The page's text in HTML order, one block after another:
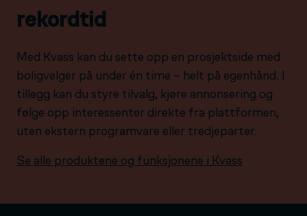
rekordtid
Med Kvass kan du sette opp en prosjektside med
boligvelger på under én time – helt på egenhånd. I
tillegg kan du styre tilvalg, kjøre annonsering og
følge opp interessenter direkte fra plattformen,
uten ekstern programvare eller tredjeparter.
Se alle produktene og funksjonene i Kvass